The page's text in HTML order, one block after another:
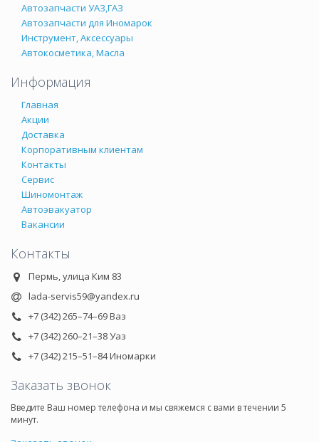
Автозапчасти УАЗ,ГАЗ
Автозапчасти для Иномарок
Инструмент, Аксессуары
Автокосметика, Масла
Информация
Главная
Акции
Доставка
Корпоративным клиентам
Контакты
Сервис
Шиномонтаж
Автоэвакуатор
Вакансии
Контакты
Пермь, улица Ким 83
lada-servis59@yandex.ru
+7 (342) 265–74–69 Ваз
+7 (342) 260–21–38 Уаз
+7 (342) 215–51–84 Иномарки
Заказать звонок
Введите Ваш номер телефона и мы свяжемся с вами в течении 5
минут.